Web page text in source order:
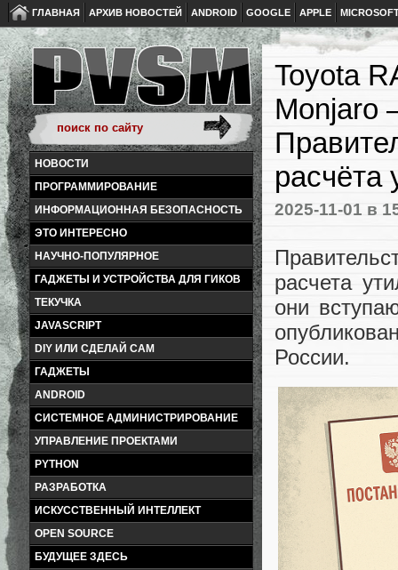
ГЛАВНАЯ АРХИВ НОВОСТЕЙ ANDROID GOOGLE APPLE
НОВОСТИ
ПРОГРАММИРОВАНИЕ
ИНФОРМАЦИОННАЯ БЕЗОПАСНОСТЬ
ЭТО ИНТЕРЕСНО
НАУЧНО-ПОПУЛЯРНОЕ
ГАДЖЕТЫ И УСТРОЙСТВА ДЛЯ ГИКОВ
ТЕКУЧКА
JAVASCRIPT
DIY ИЛИ СДЕЛАЙ САМ
ГАДЖЕТЫ
ANDROID
СИСТЕМНОЕ АДМИНИСТРИРОВАНИЕ
УПРАВЛЕНИЕ ПРОЕКТАМИ
PYTHON
РАЗРАБОТКА
ИСКУССТВЕННЫЙ ИНТЕЛЛЕКТ
OPEN SOURCE
БУДУЩЕЕ ЗДЕСЬ
Toyota
Monjaro
расчёта
2025-11-01 в
расчета
они
России.